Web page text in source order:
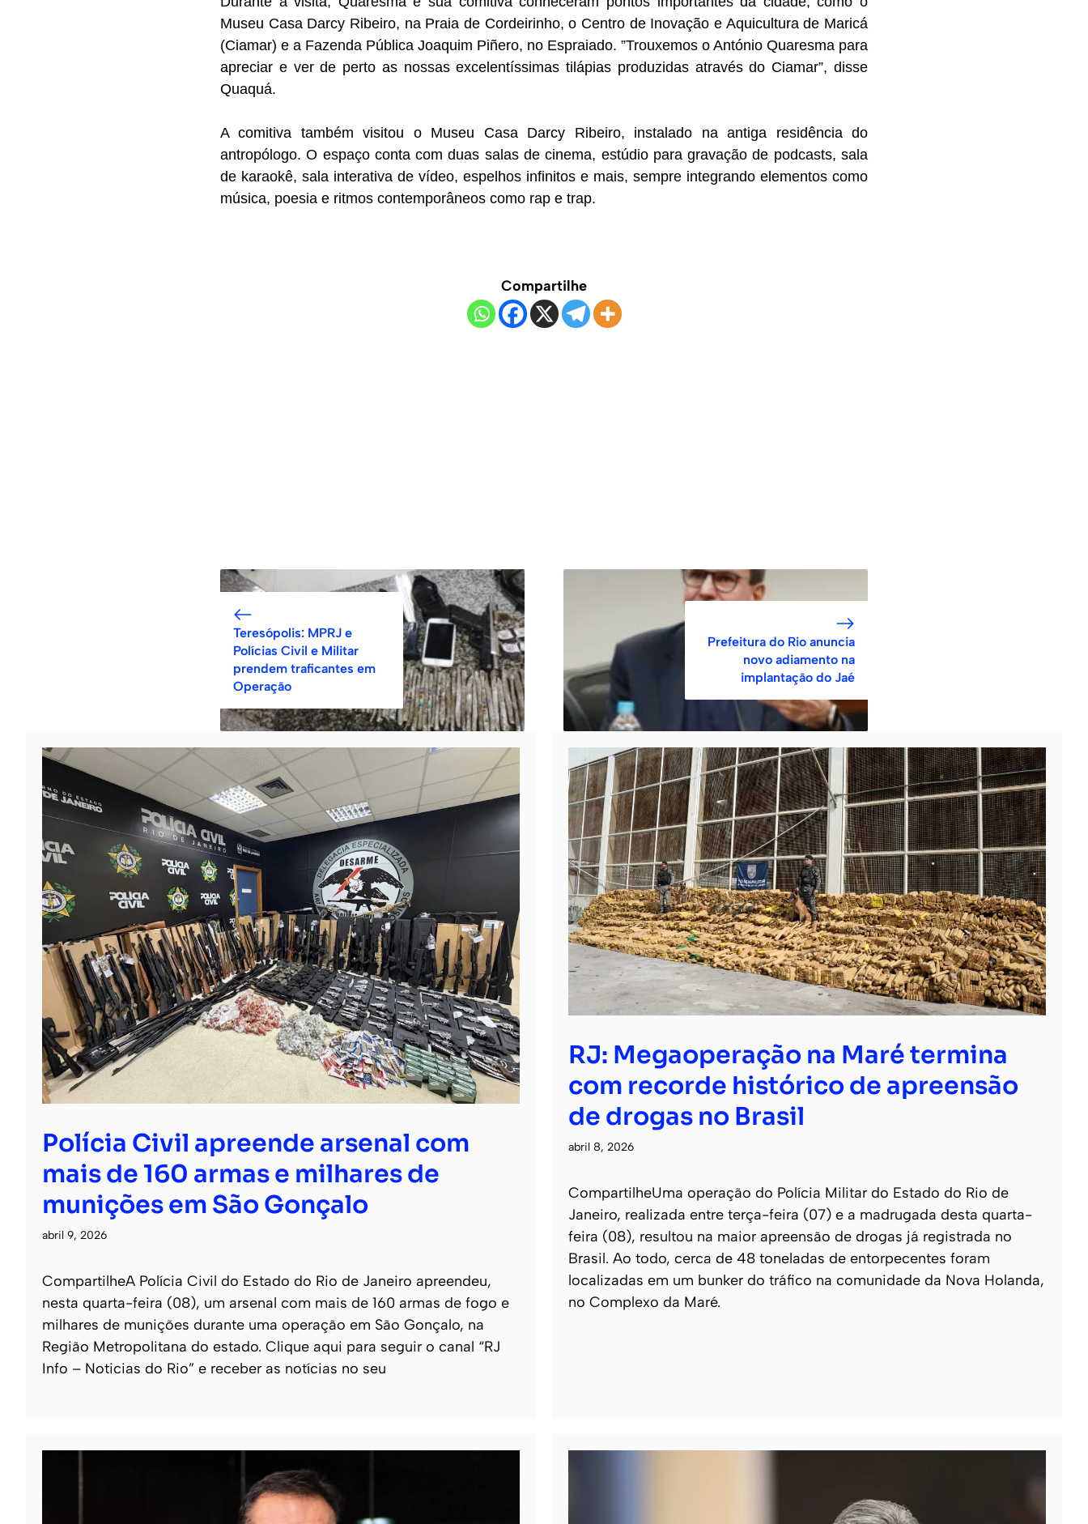
Museu Casa Darcy Ribeiro, na Praia de Cordeirinho, o Centro de Inovação e Aquicultura de Maricá
(Ciamar) e a Fazenda Pública Joaquim Piñero, no Espraiado. ”Trouxemos o António Quaresma para
apreciar e ver de perto as nossas excelentíssimas tilápias produzidas através do Ciamar”, disse
Quaquá.
A comitiva também visitou o Museu Casa Darcy Ribeiro, instalado na antiga residência do
antropólogo. O espaço conta com duas salas de cinema, estúdio para gravação de podcasts, sala
de karaokê, sala interativa de vídeo, espelhos infinitos e mais, sempre integrando elementos como
música, poesia e ritmos contemporâneos como rap e trap.
Compartilhe
Teresópolis: MPRJ e
Polícias Civil e Militar
prendem traficantes em
Operação
Prefeitura do Rio anuncia
novo adiamento na
implantação do Jaé
Polícia Civil apreende arsenal com
mais de 160 armas e milhares de
munições em São Gonçalo
abril 9, 2026
CompartilheA Polícia Civil do Estado do Rio de Janeiro apreendeu,
nesta quarta-feira (08), um arsenal com mais de 160 armas de fogo e
milhares de munições durante uma operação em São Gonçalo, na
Região Metropolitana do estado. Clique aqui para seguir o canal “RJ
Info – Noticias do Rio” e receber as notícias no seu
RJ: Megaoperação na Maré termina
com recorde histórico de apreensão
de drogas no Brasil
abril 8, 2026
CompartilheUma operação do Polícia Militar do Estado do Rio de
Janeiro, realizada entre terça-feira (07) e a madrugada desta quarta-
feira (08), resultou na maior apreensão de drogas já registrada no
Brasil. Ao todo, cerca de 48 toneladas de entorpecentes foram
localizadas em um bunker do tráfico na comunidade da Nova Holanda,
no Complexo da Maré.